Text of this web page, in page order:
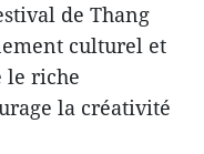
de Thang
culturel et
le riche
la créativité